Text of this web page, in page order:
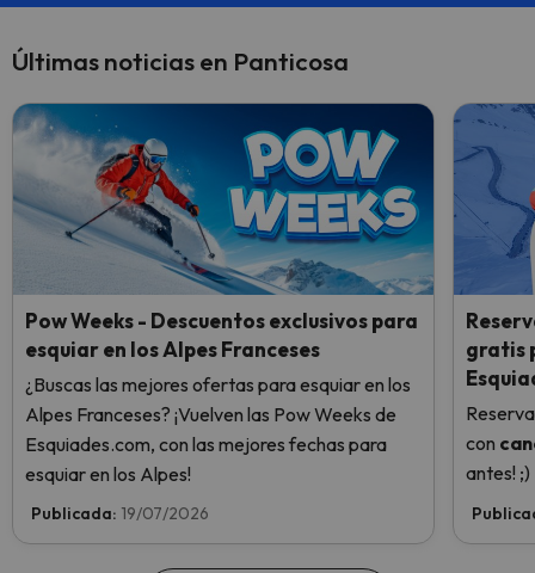
Últimas noticias en Panticosa
Pow Weeks - Descuentos exclusivos para
esquiar en los Alpes Franceses
¿Buscas las mejores ofertas para esquiar en los
Alpes Franceses? ¡Vuelven las Pow Weeks de
Esquiades.com, con las mejores fechas para
esquiar en los Alpes!
Publicada: 19/07/2026
gratis
con
antes! ;)